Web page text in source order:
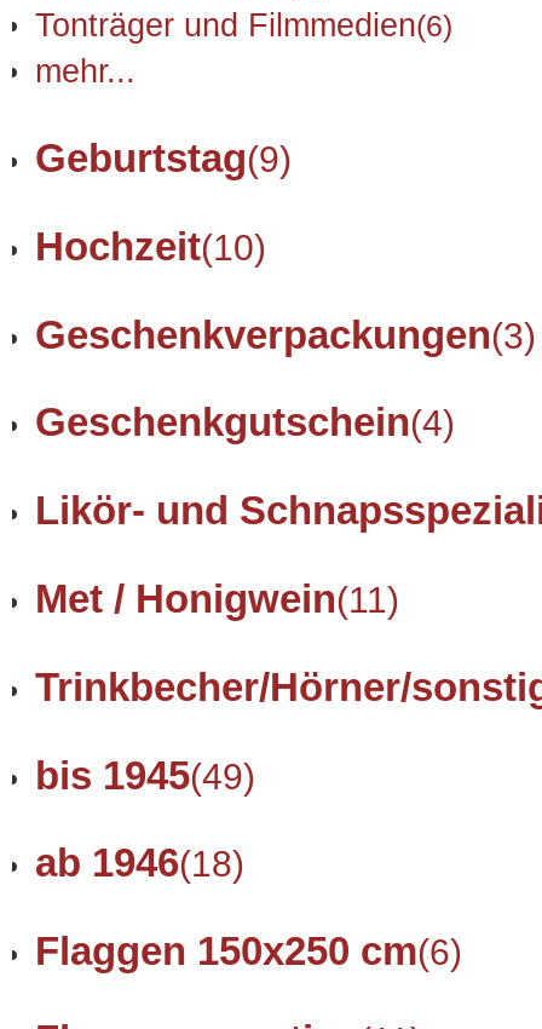
Tonträger und Filmmedien(6)
mehr...
Geburtstag(9)
Hochzeit(10)
Geschenkverpackungen(3)
Geschenkgutschein(4)
Likör- und
Met / Honigwein(11)
Trinkbecher/Hörner/
bis 1945(49)
ab 1946(18)
Flaggen 150x250 cm(6)